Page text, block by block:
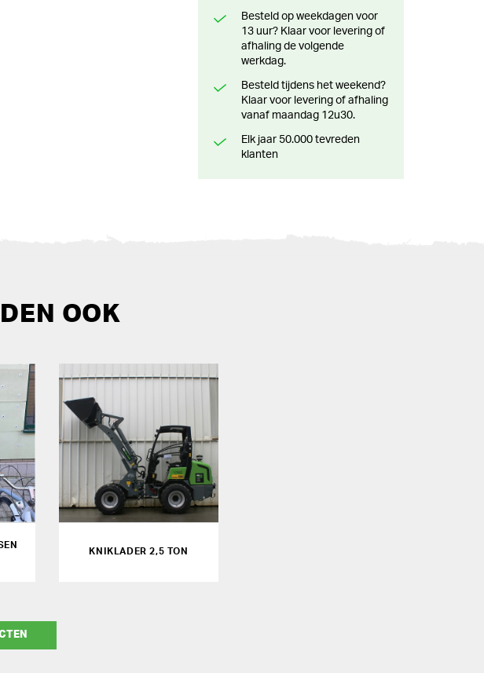
Besteld op weekdagen voor
13 uur? Klaar voor levering of
afhaling de volgende
werkdag.
Besteld tijdens het weekend?
Klaar voor levering of afhaling
vanaf maandag 12u30.
Elk jaar 50.000 tevreden
klanten
OOK
KNIKLADER 2,5 TON